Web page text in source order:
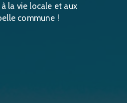
la vie locale et aux
commune !